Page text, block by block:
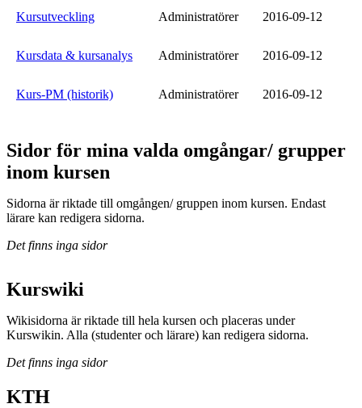
Kursutveckling Administratörer 2016-09-12
Kursdata & kursanalys Administratörer 2016-09-12
Kurs-PM (historik) Administratörer 2016-09-12
Sidor för mina valda omgångar/ grupper
inom kursen
Sidorna är riktade till omgången/ gruppen inom kursen. Endast
lärare kan redigera sidorna.
Det finns inga sidor
Kurswiki
Wikisidorna är riktade till hela kursen och placeras under
Kurswikin. Alla (studenter och lärare) kan redigera sidorna.
Det finns inga sidor
KTH